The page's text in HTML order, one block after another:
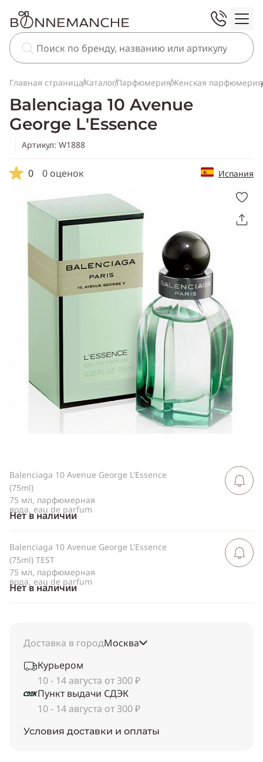
Главная страницаКаталогПарфюмерияЖенская парфюмерия
Balenciaga 10 Avenue
George L'Essence
Артикул: W1888
0 0 оценок Испания
Скопировать
ссылку
Telegram
WhatsApp
ВКонтакте
Одноклассники
Balenciaga 10 Avenue George L'Essence
(75ml)
75 мл, парфюмерная
вода, eau de parfum
Нет в наличии
Сообщить
Balenciaga 10 Avenue George L'Essence
(75ml) TEST
75 мл, парфюмерная
вода, eau de parfum
Нет в наличии
Сообщить
Доставка в городМосква
Курьером
10 - 14 августа от 300 ₽
Пункт выдачи СДЭК
10 - 14 августа от 300 ₽
Условия доставки и оплаты